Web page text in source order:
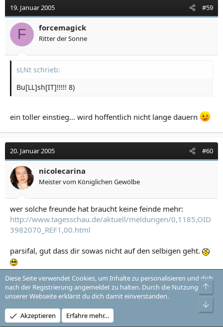
19. Januar 2005 #59
F forcemagick
Ritter der Sonne
sLNt schrieb:
Bu[LL]sh[IT]!!!!! 8)
ein toller einstieg... wird hoffentlich nicht lange dauern
20. Januar 2005 #60
nicolecarina
Meister vom Königlichen Gewölbe
wer solche freunde hat braucht keine feinde mehr:
http://www.tagesschau.de/aktuell/meldungen/0,1185,OID
3982070_REF1,00.html
parsifal, gut dass dir sowas nicht auf den selbigen geht.
sorry ich wollte echt nicht polemisch werden, aber ich
wunder mich doch sehr, wie man dieses regime
gutsprechen kann.
@hammerhand´s sig
was war denn in deiner analen phase los?
Diese Seite verwendet Cookies, um Inhalte zu personalisieren und dich
nach der Registrierung angemeldet zu halten. Durch die Nutzung
unserer Webseite erklärst du dich damit einverstanden.
Akzeptieren Erfahre mehr…